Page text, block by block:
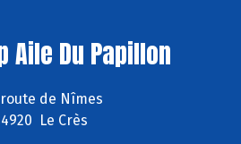
Aile Du Papillon
route de Nîmes
Le Crès